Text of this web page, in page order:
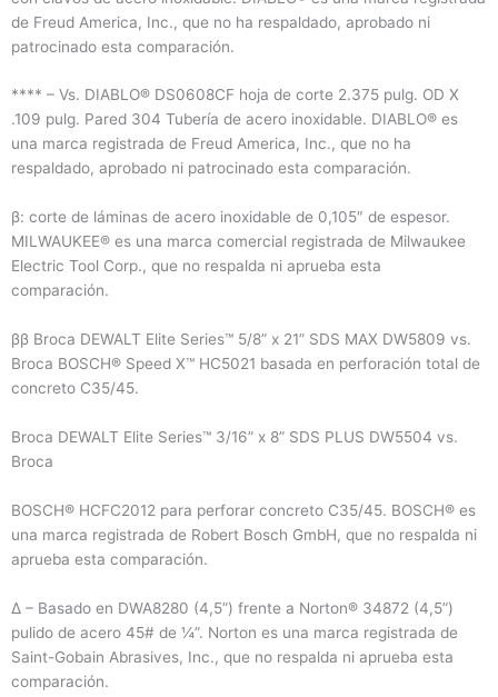
de Freud America, Inc., que no ha respaldado, aprobado ni
patrocinado esta comparación.
**** – Vs. DIABLO® DS0608CF hoja de corte 2.375 pulg. OD X
.109 pulg. Pared 304 Tubería de acero inoxidable. DIABLO® es
una marca registrada de Freud America, Inc., que no ha
respaldado, aprobado ni patrocinado esta comparación.
β: corte de láminas de acero inoxidable de 0,105″ de espesor.
MILWAUKEE® es una marca comercial registrada de Milwaukee
Electric Tool Corp., que no respalda ni aprueba esta
comparación.
ββ Broca DEWALT Elite Series™ 5/8” x 21” SDS MAX DW5809 vs.
Broca BOSCH® Speed ​​X™ HC5021 basada en perforación total de
concreto C35/45.
Broca DEWALT Elite Series™ 3/16” x 8” SDS PLUS DW5504 vs.
Broca
BOSCH® HCFC2012 para perforar concreto C35/45. BOSCH® es
una marca registrada de Robert Bosch GmbH, que no respalda ni
aprueba esta comparación.
∆ – Basado en DWA8280 (4,5”) frente a Norton® 34872 (4,5”)
pulido de acero 45# de ¼”. Norton es una marca registrada de
Saint-Gobain Abrasives, Inc., que no respalda ni aprueba esta
comparación.